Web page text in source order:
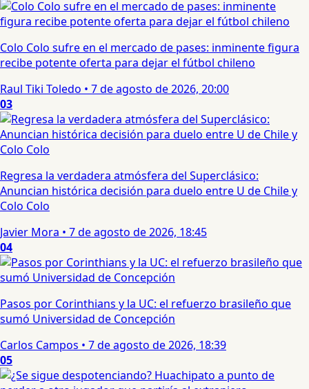
Colo Colo sufre en el mercado de pases: inminente figura
recibe potente oferta para dejar el fútbol chileno
Raul Tiki Toledo • 7 de agosto de 2026, 20:00
03
Regresa la verdadera atmósfera del Superclásico:
Anuncian histórica decisión para duelo entre U de Chile y
Colo Colo
Javier Mora • 7 de agosto de 2026, 18:45
04
Pasos por Corinthians y la UC: el refuerzo brasileño que
sumó Universidad de Concepción
Carlos Campos • 7 de agosto de 2026, 18:39
05